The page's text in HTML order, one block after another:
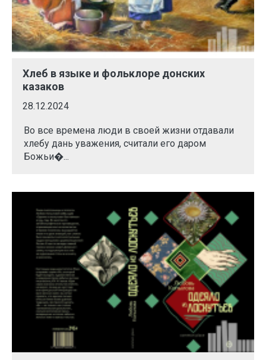
Хлеб в языке и фольклоре донских
казаков
28.12.2024
Во все времена люди в своей жизни отдавали
хлебу дань уважения, считали его даром
Божьи�...